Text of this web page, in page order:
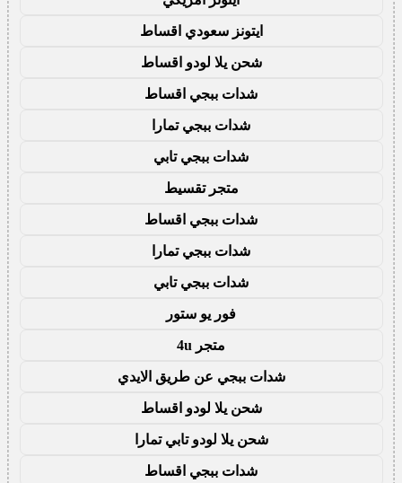
ايتونز سعودي اقساط
شحن يلا لودو اقساط
شدات ببجي اقساط
شدات ببجي تمارا
شدات ببجي تابي
متجر تقسيط
شدات ببجي اقساط
شدات ببجي تمارا
شدات ببجي تابي
فور يو ستور
متجر 4u
شدات ببجي عن طريق الايدي
شحن يلا لودو اقساط
شحن يلا لودو تابي تمارا
شدات ببجي اقساط